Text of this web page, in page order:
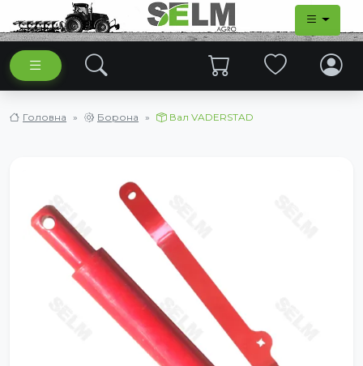
Головна Борона Вал VADERSTAD